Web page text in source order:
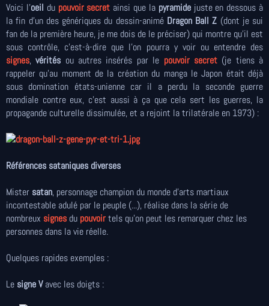
Voici l’oeil du pouvoir secret ainsi que la pyramidejuste en dessous à
la fin d’un des génériques du dessin-animé Dragon Ball Z (dont je sui
fan de la première heure, je me dois de le préciser) qui montre qu'il est
sous contrôle, c'est-à-dire que l'on pourra y voir ou entendre des
signes,vérités ou autres insérés par le pouvoir secret(je tiens à
rappeler qu'au moment de la création du manga le Japon était déjà
sous domination états-unienne car il a perdu la seconde guerre
mondiale contre eux, c'est aussi à ça que cela sert les guerres, la
propagande culturelle dissimulée, et a rejoint la trilatérale en 1973) :
Références sataniques diverses
Mister satan, personnage champion du monde d'arts martiaux
incontestable adulé par le peuple (...), réalise dans la série de
nombreux signes du pouvoirtels qu'on peut les remarquer chez les
personnes dans la vie réelle.
Quelques rapides exemples :
Le signe Vavec les doigts :